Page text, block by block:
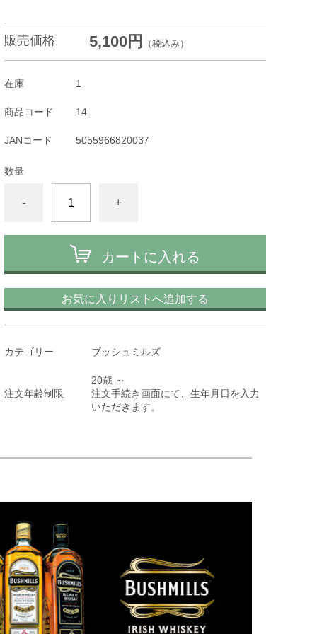
販売価格 5,100円 （税込み）
在庫 1
商品コード 14
JANコード 5055966820037
数量
- +
カートに入れる
お気に入りリストへ追加する
カテゴリー ブッシュミルズ
注文年齢制限
20歳 ～
注文手続き画面にて、生年月日を入力
いただきます。